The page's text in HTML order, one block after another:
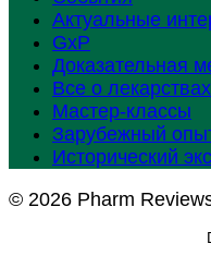
Актуальные
GxP
Доказательная
Все о лекарствах
Мастер-классы
Зарубежный
Исторический
© 2026 Pharm